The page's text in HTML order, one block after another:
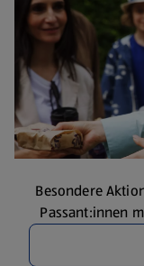
Besondere
Passant:innen